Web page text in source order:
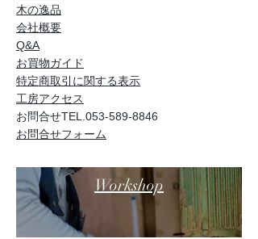
木の逸品
会社概要
Q&A
お買物ガイド
特定商取引に関する表示
工房アクセス
お問合せTEL.053-589-8846
お問合せフォーム
Workshop